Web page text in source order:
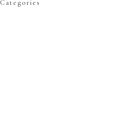
Categories